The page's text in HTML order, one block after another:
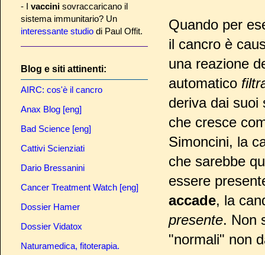
Quando per
il cancro è
una reazione
automatico
deriva dai suoi
che cresce
Simoncini, la
che sarebbe
essere
accade, la
presente. Non
"normali" non
- I vaccini sovraccaricano il
sistema immunitario? Un
interessante studio di Paul Offit.
Blog e siti attinenti:
AIRC: cos'è il cancro
Anax Blog [eng]
Bad Science [eng]
Cattivi Scienziati
Dario Bressanini
Cancer Treatment Watch [eng]
Dossier Hamer
Dossier Vidatox
Naturamedica, fitoterapia.